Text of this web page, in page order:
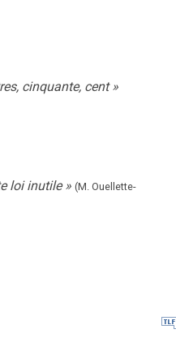
cinquante, cent »
loi inutile » (M. Ouellette-